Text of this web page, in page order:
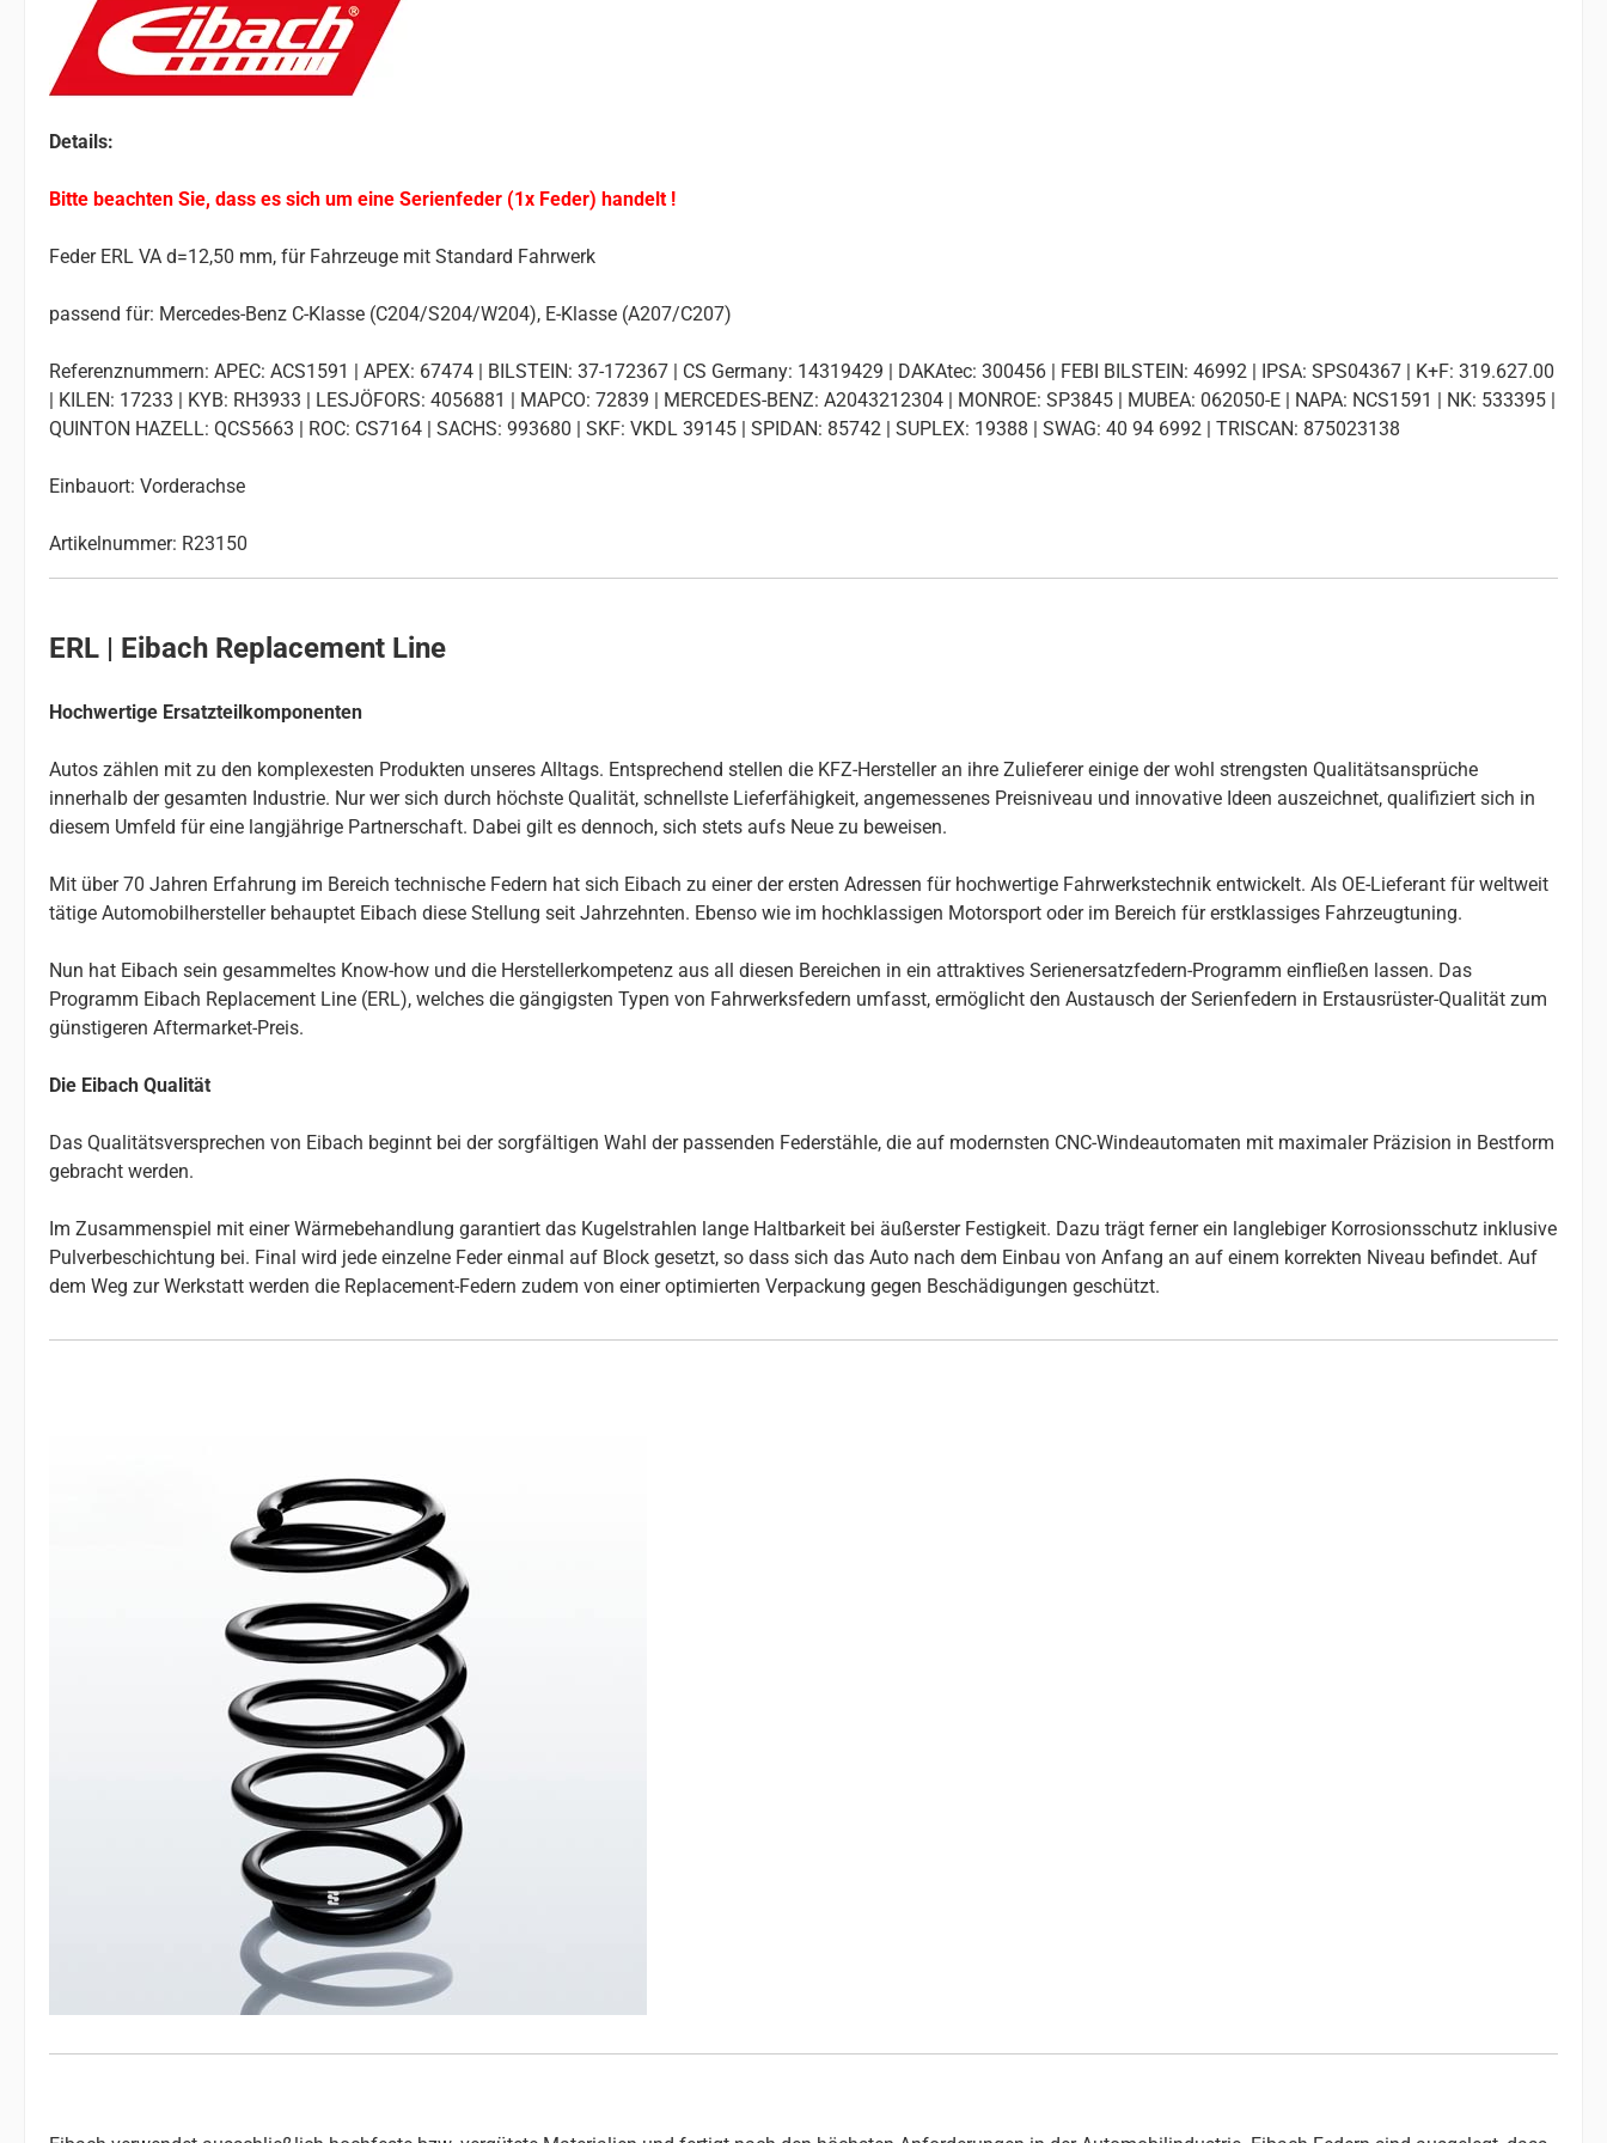
Details:
Bitte beachten Sie, dass es sich um eine Serienfeder (1x Feder) handelt !
Feder ERL VA d=12,50 mm, für Fahrzeuge mit Standard Fahrwerk
passend für: Mercedes-Benz C-Klasse (C204/S204/W204), E-Klasse (A207/C207)
Referenznummern: APEC: ACS1591 | APEX: 67474 | BILSTEIN: 37-172367 | CS Germany: 14319429 | DAKAtec: 300456 | FEBI BILSTEIN: 46992 | IPSA: SPS04367 | K+F: 319.627.00
| KILEN: 17233 | KYB: RH3933 | LESJÖFORS: 4056881 | MAPCO: 72839 | MERCEDES-BENZ: A2043212304 | MONROE: SP3845 | MUBEA: 062050-E | NAPA: NCS1591 | NK: 533395 |
QUINTON HAZELL: QCS5663 | ROC: CS7164 | SACHS: 993680 | SKF: VKDL 39145 | SPIDAN: 85742 | SUPLEX: 19388 | SWAG: 40 94 6992 | TRISCAN: 875023138
Einbauort: Vorderachse
Artikelnummer: R23150
ERL | Eibach Replacement Line
Hochwertige Ersatzteilkomponenten
Autos zählen mit zu den komplexesten Produkten unseres Alltags. Entsprechend stellen die KFZ-Hersteller an ihre Zulieferer einige der wohl strengsten Qualitätsansprüche
innerhalb der gesamten Industrie. Nur wer sich durch höchste Qualität, schnellste Lieferfähigkeit, angemessenes Preisniveau und innovative Ideen auszeichnet, qualifiziert sich in
diesem Umfeld für eine langjährige Partnerschaft. Dabei gilt es dennoch, sich stets aufs Neue zu beweisen.
Mit über 70 Jahren Erfahrung im Bereich technische Federn hat sich Eibach zu einer der ersten Adressen für hochwertige Fahrwerkstechnik entwickelt. Als OE-Lieferant für weltweit
tätige Automobilhersteller behauptet Eibach diese Stellung seit Jahrzehnten. Ebenso wie im hochklassigen Motorsport oder im Bereich für erstklassiges Fahrzeugtuning.
Nun hat Eibach sein gesammeltes Know-how und die Herstellerkompetenz aus all diesen Bereichen in ein attraktives Serienersatzfedern-Programm einfließen lassen. Das
Programm Eibach Replacement Line (ERL), welches die gängigsten Typen von Fahrwerksfedern umfasst, ermöglicht den Austausch der Serienfedern in Erstausrüster-Qualität zum
günstigeren Aftermarket-Preis.
Die Eibach Qualität
Das Qualitätsversprechen von Eibach beginnt bei der sorgfältigen Wahl der passenden Federstähle, die auf modernsten CNC-Windeautomaten mit maximaler Präzision in Bestform
gebracht werden.
Im Zusammenspiel mit einer Wärmebehandlung garantiert das Kugelstrahlen lange Haltbarkeit bei äußerster Festigkeit. Dazu trägt ferner ein langlebiger Korrosionsschutz inklusive
Pulverbeschichtung bei. Final wird jede einzelne Feder einmal auf Block gesetzt, so dass sich das Auto nach dem Einbau von Anfang an auf einem korrekten Niveau befindet. Auf
dem Weg zur Werkstatt werden die Replacement-Federn zudem von einer optimierten Verpackung gegen Beschädigungen geschützt.